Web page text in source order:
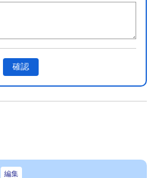
確認
編集